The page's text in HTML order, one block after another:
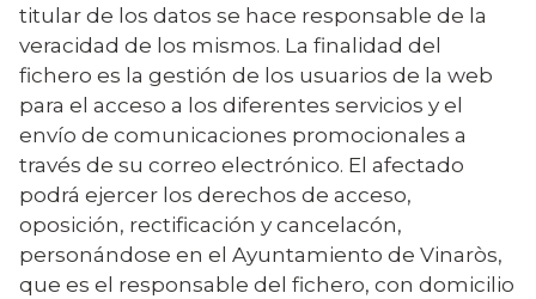
titular de los datos se hace responsable de la
veracidad de los mismos. La finalidad del
fichero es la gestión de los usuarios de la web
para el acceso a los diferentes servicios y el
envío de comunicaciones promocionales a
través de su correo electrónico. El afectado
podrá ejercer los derechos de acceso,
oposición, rectificación y cancelacón,
personándose en el Ayuntamiento de Vinaròs,
que es el responsable del fichero, con domicilio